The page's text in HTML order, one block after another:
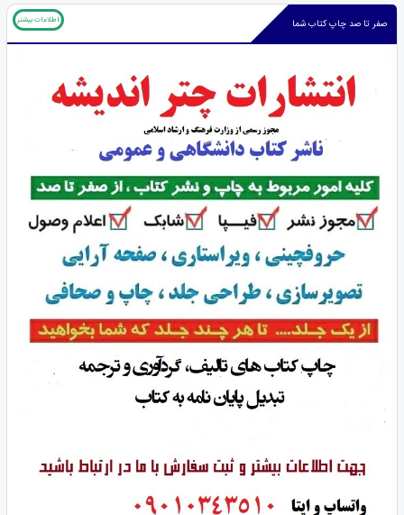
صفر تا صد چاپ کتاب شما اطلاعات بیشتر